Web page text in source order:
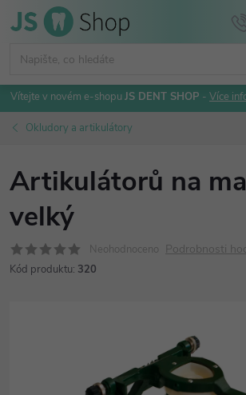
Přejít
na
Vítejte v novém e-shopu JS DENT SHOP - Více
Okludory a artikulátory
Artikulátorů na
velký
Neohodnoceno Podrobnosti
Kód produktu: 320